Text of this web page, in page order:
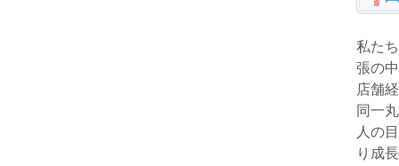
私た
張の
店舗
同一
人の
り成